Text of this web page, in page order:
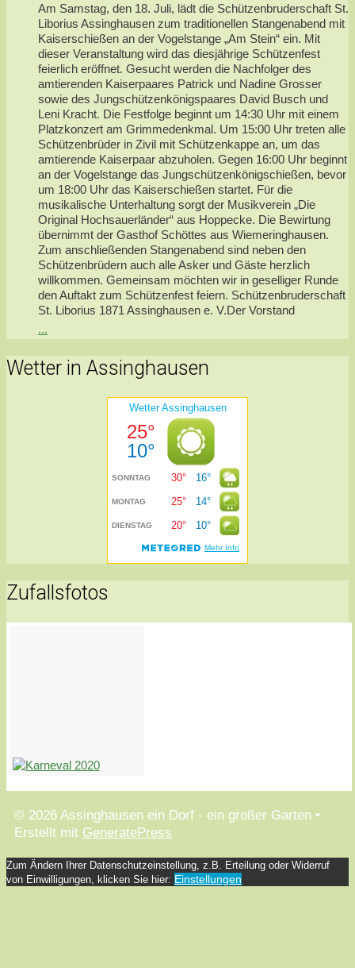
Am Samstag, den 18. Juli, lädt die Schützenbruderschaft St.
Liborius Assinghausen zum traditionellen Stangenabend mit
Kaiserschießen an der Vogelstange „Am Stein“ ein. Mit
dieser Veranstaltung wird das diesjährige Schützenfest
feierlich eröffnet. Gesucht werden die Nachfolger des
amtierenden Kaiserpaares Patrick und Nadine Grosser
sowie des Jungschützenkönigspaares David Busch und
Leni Kracht. Die Festfolge beginnt um 14:30 Uhr mit einem
Platzkonzert am Grimmedenkmal. Um 15:00 Uhr treten alle
Schützenbrüder in Zivil mit Schützenkappe an, um das
amtierende Kaiserpaar abzuholen. Gegen 16:00 Uhr beginnt
an der Vogelstange das Jungschützenkönigschießen, bevor
um 18:00 Uhr das Kaiserschießen startet. Für die
musikalische Unterhaltung sorgt der Musikverein „Die
Original Hochsauerländer“ aus Hoppecke. Die Bewirtung
übernimmt der Gasthof Schöttes aus Wiemeringhausen.
Zum anschließenden Stangenabend sind neben den
Schützenbrüdern auch alle Asker und Gäste herzlich
willkommen. Gemeinsam möchten wir in geselliger Runde
den Auftakt zum Schützenfest feiern. Schützenbruderschaft
St. Liborius 1871 Assinghausen e. V.Der Vorstand
...
Wetter in Assinghausen
Zufallsfotos
© 2026 Assinghausen ein Dorf - ein großer Garten •
Erstellt mit GeneratePress
Zum Ändern Ihrer Datenschutzeinstellung, z.B. Erteilung oder Widerruf
von Einwilligungen, klicken Sie hier: Einstellungen